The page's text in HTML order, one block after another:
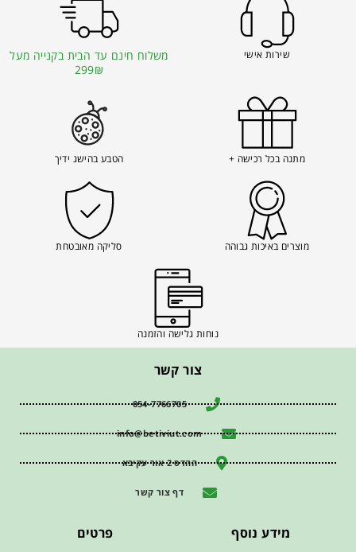
שירות אישי
משלוח חינם עד הבית בקנייה מעל
299₪
מתנה בכל רכישה + הטבע בהישג ידיך
מוצרים באיכות גבוהה סליקה מאובטחת
נוחות גלישה והזמנה
צור קשר
054-7766705
info@betiviut.com
ההדס 2 אור עקיבא
דף צור קשר
מידע נוסף פרטים